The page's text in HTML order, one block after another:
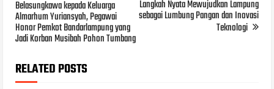
Belasungkawa kepada Keluarga
Almarhum Yuriansyah, Pegawai
Honor Pemkot Bandarlampung yang
Jadi Korban Musibah Pohon Tumbang
Langkah Nyata Mewujudkan Lampung
sebagai Lumbung Pangan dan Inovasi
Teknologi
RELATED POSTS